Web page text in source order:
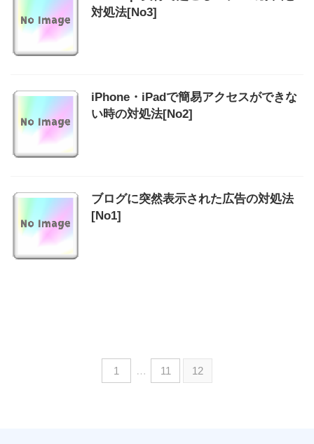
対処法[No3]
iPhone・iPadで簡易アクセスができな
い時の対処法[No2]
ブログに突然表示された広告の対処法
[No1]
1 … 11 12